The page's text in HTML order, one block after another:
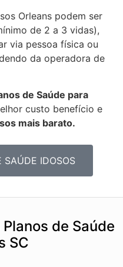
Orleans podem ser
de 2 a 3 vidas),
via pessoa física ou
da operadora de
de Saúde para
custo benefício e
mais barato.
SAÚDE IDOSOS
de Saúde
SC